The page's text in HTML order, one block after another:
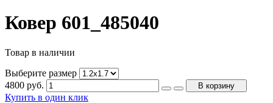
Ковер 601_485040
Товар в наличии
Выберите размер
4800 руб. В корзину
Купить в один клик